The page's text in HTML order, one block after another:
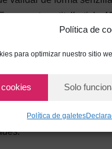
Política de
para optimizar nuestro sitio
Solo
Política de galetes
aquest sentit, l’article
en procediments
de segell
d’exactitud